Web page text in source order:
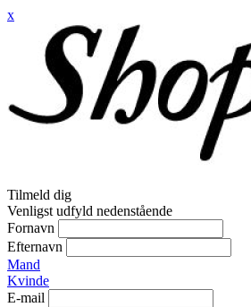
x
Tilmeld dig
Venligst udfyld nedenstående
Fornavn
Efternavn
Mand
Kvinde
E-mail